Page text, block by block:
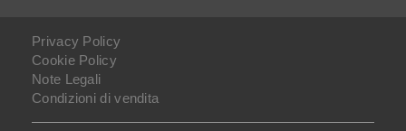
Privacy Policy
Cookie Policy
Note Legali
Condizioni di vendita